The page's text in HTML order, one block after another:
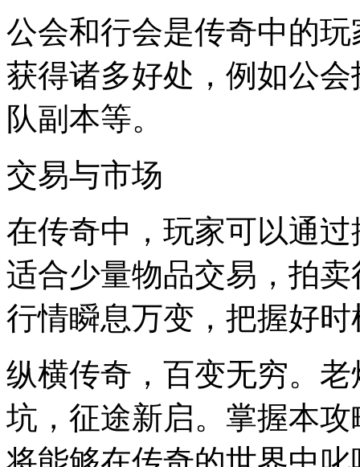
公会和行会是传奇中的
获得诸多好处，例如公
队副本等。
交易与市场
在传奇中，玩家可以通
适合少量物品交易，拍
行情瞬息万变，把握好
纵横传奇，百变无穷。
坑，征途新启。掌握本